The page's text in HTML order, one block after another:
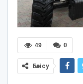
0
49
Бөлісу